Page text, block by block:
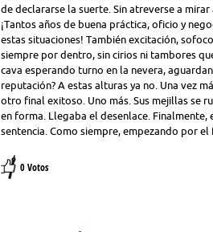
de declararse la suerte. Sin atreverse a
¡Tantos años de buena práctica, oficio y
estas situaciones! También excitación,
siempre por dentro, sin cirios ni tambores
cava esperando turno en la nevera,
reputación? A estas alturas ya no. Una vez
otro final exitoso. Uno más. Sus mejillas se
en forma. Llegaba el desenlace.
sentencia. Como siempre, empezando por
0 Votos